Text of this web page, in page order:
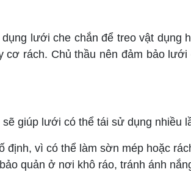
lưới che chắn để treo vật dụng
rách. Chủ thầu nên đảm bảo
giúp lưới có thể tái sử dụng
định, vì có thể làm sờn mép hoặc
quản ở nơi khô ráo, tránh ánh